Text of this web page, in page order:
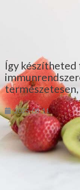
Így
2025-08-11